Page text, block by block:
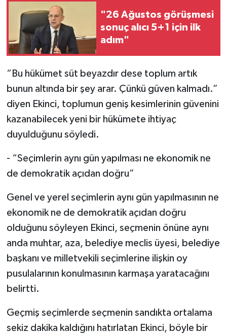
"26 Ağustos görüşmesi
sonuç alıcı 5+1 için ilk
adım"
“Bu hükümet süt beyazdır dese toplum artık
bunun altında bir şey arar. Çünkü güven kalmadı.”
diyen Ekinci, toplumun geniş kesimlerinin güvenini
kazanabilecek yeni bir hükümete ihtiyaç
duyulduğunu söyledi.
- “Seçimlerin aynı gün yapılması ne ekonomik ne
de demokratik açıdan doğru”
Genel ve yerel seçimlerin aynı gün yapılmasının ne
ekonomik ne de demokratik açıdan doğru
olduğunu söyleyen Ekinci, seçmenin önüne aynı
anda muhtar, aza, belediye meclis üyesi, belediye
başkanı ve milletvekili seçimlerine ilişkin oy
pusulalarının konulmasının karmaşa yaratacağını
belirtti.
Geçmiş seçimlerde seçmenin sandıkta ortalama
sekiz dakika kaldığını hatırlatan Ekinci, böyle bir